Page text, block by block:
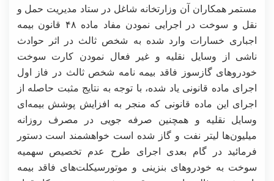
مستمر همکاران آن وزارتخانه شاغل در ستاد مدیریت حمل و
نقل و سوخت در اجرایی نمودن مفاد ماده ۴۸ قانون بیمه
اجباری خسارات وارد شده به شخص ثالث در اثر حوادث
ناشی از وسایل نقلیه و غیر فعال نمودن کارت سوخت
خودروهای گازسوز فاقد بیمه نامه شخص ثالث در فاز اول
اجرای ماده قانونی یاد شده، با توجه به نتایج مثبت حاصله از
اجرای این ماده قانونی که منجر به افزایش پوشش بیمه‌ای
وسایل نقلیه و همچنین صرفه جویی در مصرف روزانه
میلیون‌ها لیتر نفت و گاز شده است خواهشمند است دستور
فرمائید در گام بعدی اجرای طرح عدم تخصیص سهمیه
سوخت به خودروهای بنزینی و موتورسیکلت‌های فاقد بیمه